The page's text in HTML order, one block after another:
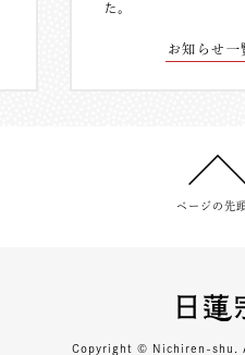
た。
お知らせ一
ページの先
Copyright © Nichiren-shu.